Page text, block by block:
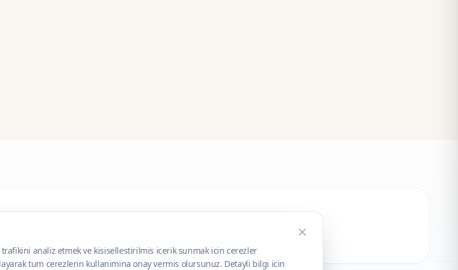
analiz etmek ve kisisellestirilmis icerik sunmak icin cerezler
tum cerezlerin kullanimina onay vermis olursunuz. Detayli bilgi icin